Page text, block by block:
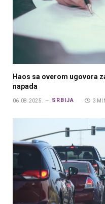
Haos sa overom ugovora
napada
06.08.2025. SRBIJA 3